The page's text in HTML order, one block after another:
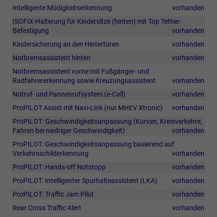
Intelligente Müdigkeitserkennung
vorhanden
ISOFIX-Halterung für Kindersitze (hinten) mit Top Tether-
Befestigung
vorhanden
Kindersicherung an den Hintertüren
vorhanden
Notbremsassistent hinten
vorhanden
Notbremsassistent vorne mit Fußgänger- und
Radfahrererkennung sowie Kreuzungsassistent
vorhanden
Notruf- und Pannenrufsystem (e-Call)
vorhanden
ProPILOT Assist mit Navi-Link (nur MHEV Xtronic)
vorhanden
ProPILOT: Geschwindigkeitsanpassung (Kurven, Kreisverkehre,
Fahren bei niedriger Geschwindigkeit)
vorhanden
ProPILOT: Geschwindigkeitsanpassung basierend auf
Verkehrsschilderkennung
vorhanden
ProPILOT: Hands-off Notstopp
vorhanden
ProPILOT: Intelligenter Spurhalteassistent (LKA)
vorhanden
ProPILOT: Traffic Jam Pilot
vorhanden
Rear Cross Traffic Alert
vorhanden